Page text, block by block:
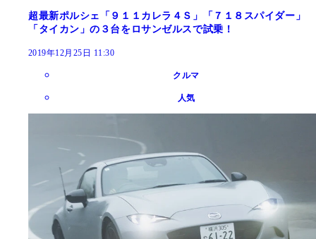
超最新ポルシェ「９１１カレラ４Ｓ」「７１８スパイダー」
「タイカン」の３台をロサンゼルスで試乗！
2019年12月25日 11:30
クルマ
人気